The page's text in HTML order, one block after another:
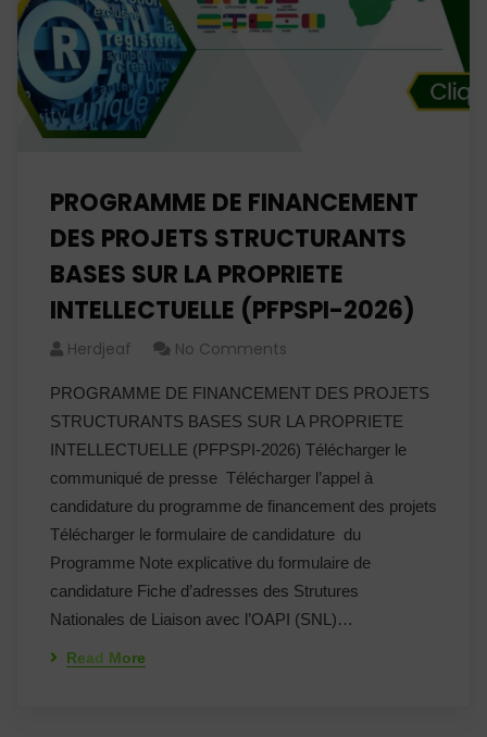
PROGRAMME DE FINANCEMENT
DES PROJETS STRUCTURANTS
BASES SUR LA PROPRIETE
INTELLECTUELLE (PFPSPI-2026)
Herdjeaf No Comments
PROGRAMME DE FINANCEMENT DES PROJETS
STRUCTURANTS BASES SUR LA PROPRIETE
INTELLECTUELLE (PFPSPI-2026) Télécharger le
communiqué de presse Télécharger l’appel à
candidature du programme de financement des projets
Télécharger le formulaire de candidature du
Programme Note explicative du formulaire de
candidature Fiche d’adresses des Strutures
Nationales de Liaison avec l’OAPI (SNL)…
Read More